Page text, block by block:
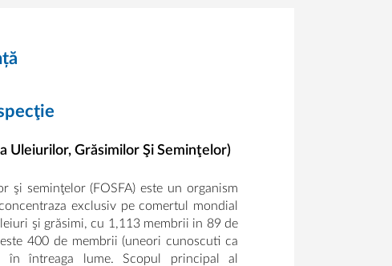
Uleiurilor, Grăsimilor Şi Seminţelor)
şi seminţelor (FOSFA) este un organism
exclusiv pe comertul mondial
şi grăsimi, cu 1,113 membrii in 89 de
400 de membrii (uneori cunoscuti ca
în întreaga lume. Scopul principal al